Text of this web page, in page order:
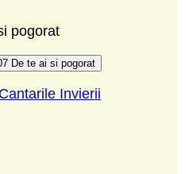
pogorat
De te ai si pogorat
Invierii